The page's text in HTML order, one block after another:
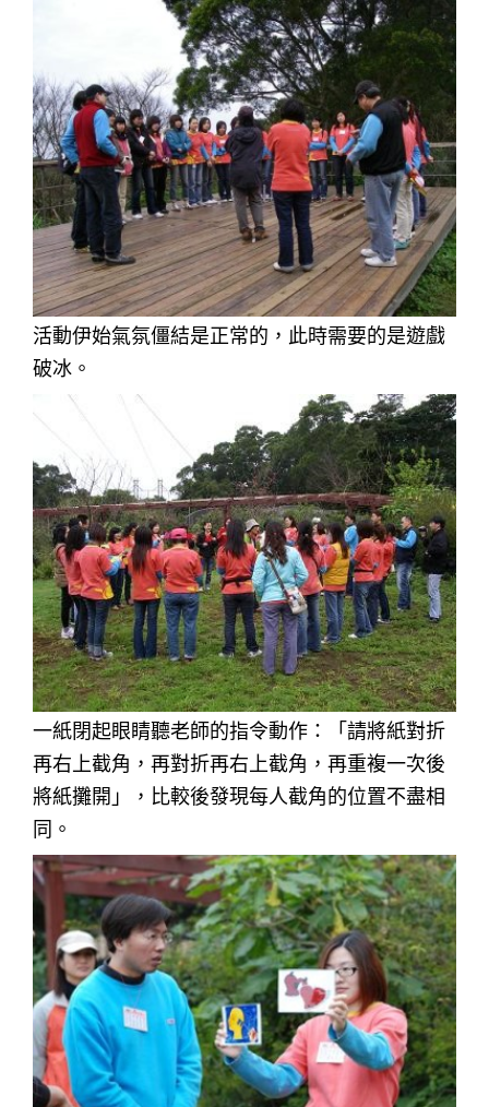
活動伊始氣氛僵結是正常的，此時需要的是遊戲
破冰。
一紙閉起眼睛聽老師的指令動作：「請將紙對折
再右上截角，再對折再右上截角，再重複一次後
將紙攤開」，比較後發現每人截角的位置不盡相
同。